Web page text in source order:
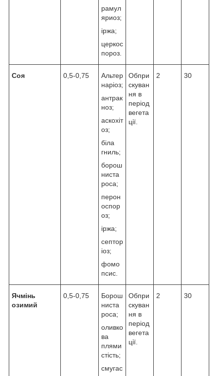
рамул
яриоз;
іржа;
церкос
пороз.
Соя 0,5-0,75
Альтер
наріоз;
антрак
ноз;
аскохіт
оз;
біла
гниль;
борош
ниста
роса;
перон
оспор
оз;
іржа;
септор
іоз;
фомо
псис.
Обпри
скуван
ня в
період
вегета
ції.
2 30
Ячмінь
озимий
0,5-0,75
Борош
ниста
роса;
оливко
ва
плями
стість;
смугас
Обпри
скуван
ня в
період
вегета
ції.
2 30